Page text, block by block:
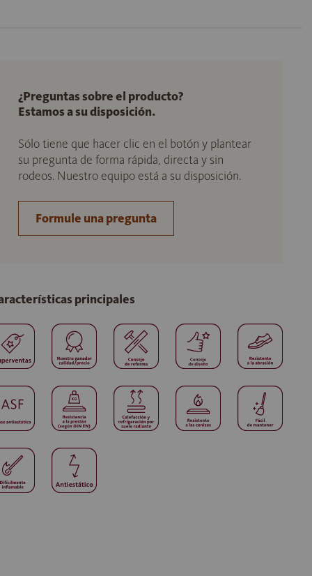
¿Preguntas sobre el producto?
Estamos a su disposición.
Sólo tiene que hacer clic en el botón y plantear
su pregunta de forma rápida, directa y sin
rodeos. Nuestro equipo está a su disposición.
Formule una pregunta
principales